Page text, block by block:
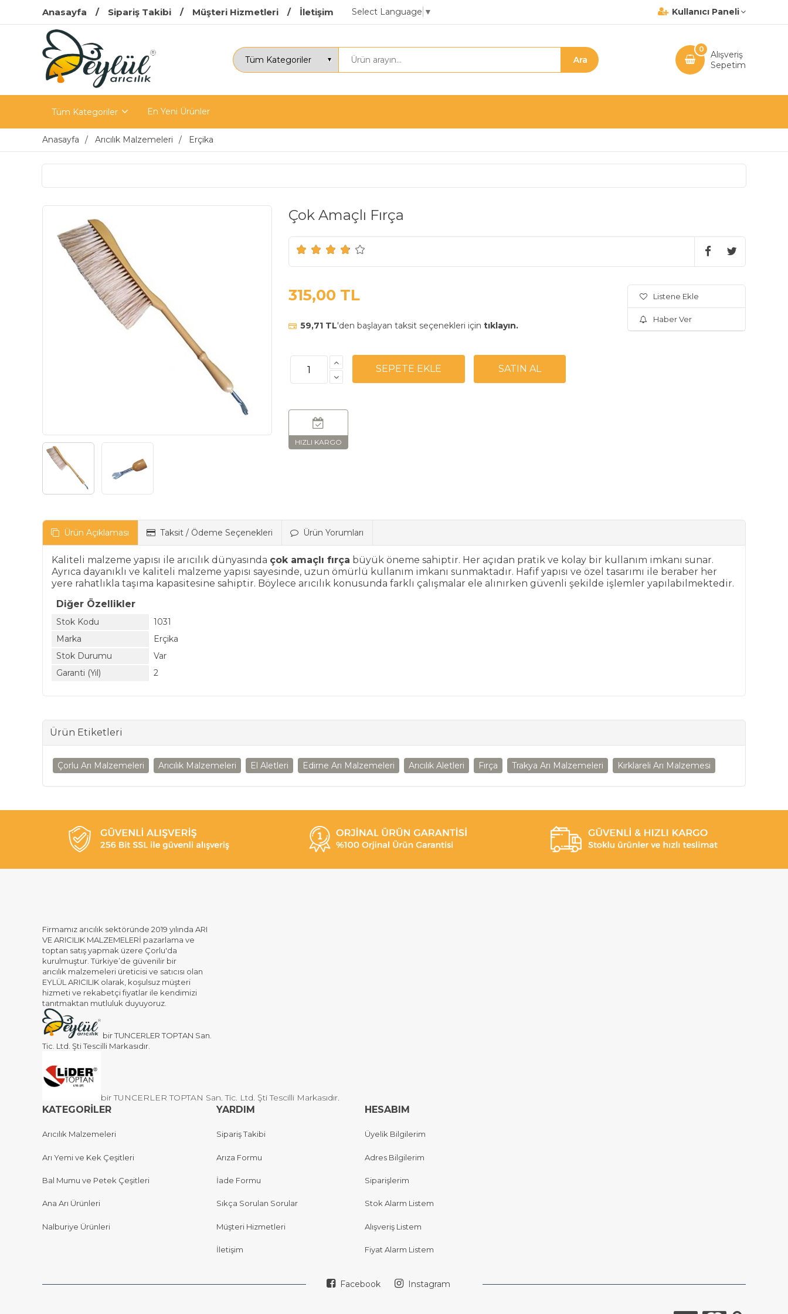
Anasayfa Sipariş Takibi Müşteri Hizmetleri İletişim Select Language ▼ Kullanıcı Paneli
Alışveriş
Sepetim
0
Tüm Kategoriler En Yeni Ürünler
Anasayfa Arıcılık Malzemeleri Erçika
Çok Amaçlı Fırça
315,00 TL
59,71 TL'den başlayan taksit seçenekleri için tıklayın.
Listene Ekle
Haber Ver
Ürün Açıklaması Taksit / Ödeme Seçenekleri Ürün Yorumları
Kaliteli malzeme yapısı ile arıcılık dünyasında çok amaçlı fırça büyük öneme sahiptir. Her açıdan pratik ve kolay bir kullanım imkanı sunar.
Ayrıca dayanıklı ve kaliteli malzeme yapısı sayesinde, uzun ömürlü kullanım imkanı sunmaktadır. Hafif yapısı ve özel tasarımı ile beraber her
yere rahatlıkla taşıma kapasitesine sahiptir. Böylece arıcılık konusunda farklı çalışmalar ele alınırken güvenli şekilde işlemler yapılabilmektedir.
Diğer Özellikler
Stok Kodu
1031
Marka
Erçika
Stok Durumu
Var
Garanti (Yıl)
2
Ürün Etiketleri
Çorlu Arı Malzemeleri Arıcılık Malzemeleri El Aletleri Edirne Arı Malzemeleri Arıcılık Aletleri Fırça Trakya Arı Malzemeleri Kırklareli Arı Malzemesi
Firmamız arıcılık sektöründe 2019 yılında ARI
VE ARICILIK MALZEMELERİ pazarlama ve
toptan satış yapmak üzere Çorlu'da
kurulmuştur. Türkiye’de güvenilir bir
arıcılık malzemeleri üreticisi ve satıcısı olan
EYLÜL ARICILIK olarak, koşulsuz müşteri
hizmeti ve rekabetçi fiyatlar ile kendimizi
tanıtmaktan mutluluk duyuyoruz.
bir TUNCERLER TOPTAN San.
Tic. Ltd. Şti Tescilli Markasıdır.
bir TUNCERLER TOPTAN San. Tic. Ltd. Şti Tescilli Markasıdır.
KATEGORİLER
Arıcılık Malzemeleri
Arı Yemi ve Kek Çeşitleri
Bal Mumu ve Petek Çeşitleri
Ana Arı Ürünleri
Nalburiye Ürünleri
YARDIM
Sipariş Takibi
Arıza Formu
İade Formu
Sıkça Sorulan Sorular
Müşteri Hizmetleri
İletişim
HESABIM
Üyelik Bilgilerim
Adres Bilgilerim
Siparişlerim
Stok Alarm Listem
Alışveriş Listem
Fiyat Alarm Listem
Facebook Instagram